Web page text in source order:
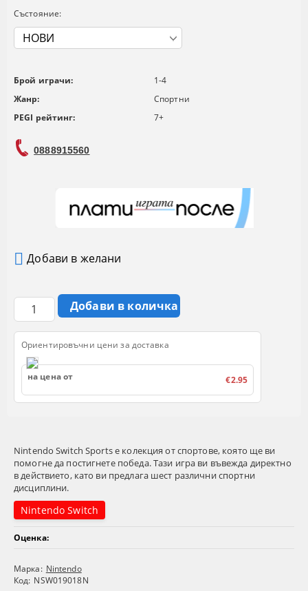
Nintendo Switch Sports е колекция от спортове, която ще ви
помогне да постигнете победа. Тази игра ви въвежда директно
в действието, като ви предлага шест различни спортни
дисциплини.
Nintendo Switch
Оценка:
Марка: Nintendo
Код: NSW019018N
Състояние:
Брой играчи:
1-4
Жанр:
Спортни
PEGI рейтинг:
7+
0888915560
Добави в желани
Ориентировъчни цени за доставка
на цена от €2.95